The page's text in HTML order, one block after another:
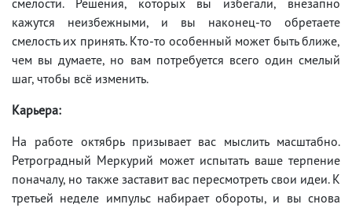
кажутся неизбежными, и вы наконец-то обретаете
смелость их принять. Кто-то особенный может быть ближе,
чем вы думаете, но вам потребуется всего один смелый
шаг, чтобы всё изменить.
Карьера:
На работе октябрь призывает вас мыслить масштабно.
Ретроградный Меркурий может испытать ваше терпение
поначалу, но также заставит вас пересмотреть свои идеи. К
третьей неделе импульс набирает обороты, и вы снова